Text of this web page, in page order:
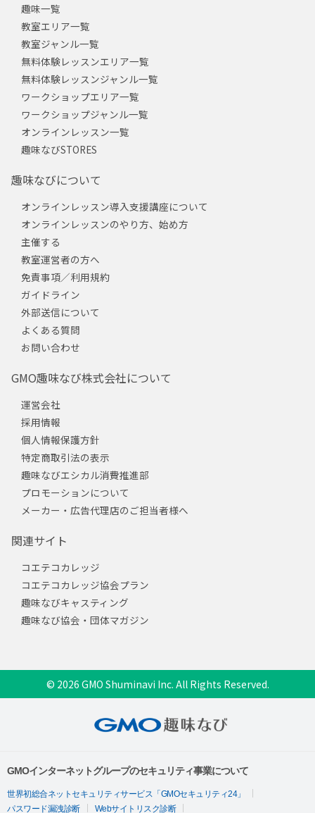
趣味一覧
教室エリア一覧
教室ジャンル一覧
無料体験レッスンエリア一覧
無料体験レッスンジャンル一覧
ワークショップエリア一覧
ワークショップジャンル一覧
オンラインレッスン一覧
趣味なびSTORES
趣味なびについて
オンラインレッスン導入支援講座について
オンラインレッスンのやり方、始め方
主催する
教室運営者の方へ
免責事項／利用規約
ガイドライン
外部送信について
よくある質問
お問い合わせ
GMO趣味なび株式会社について
運営会社
採用情報
個人情報保護方針
特定商取引法の表示
趣味なびエシカル消費推進部
プロモーションについて
メーカー・広告代理店のご担当者様へ
関連サイト
コエテコカレッジ
コエテコカレッジ協会プラン
趣味なびキャスティング
趣味なび協会・団体マガジン
© 2026 GMO Shuminavi Inc. All Rights Reserved.